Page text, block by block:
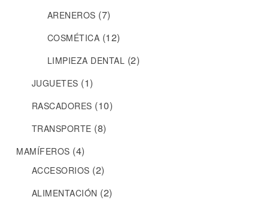
ARENEROS (7)
COSMÉTICA (12)
LIMPIEZA DENTAL (2)
JUGUETES (1)
RASCADORES (10)
TRANSPORTE (8)
MAMÍFEROS (4)
ACCESORIOS (2)
ALIMENTACIÓN (2)